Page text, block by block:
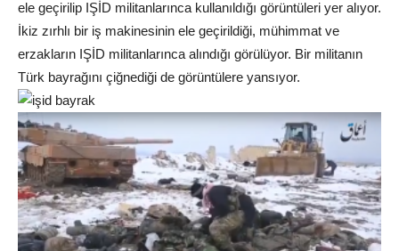
ele geçirilip IŞİD militanlarınca kullanıldığı görüntüleri yer alıyor.
İkiz zırhlı bir iş makinesinin ele geçirildiği, mühimmat ve
erzakların IŞİD militanlarınca alındığı görülüyor. Bir militanın
Türk bayrağını çiğnediği de görüntülere yansıyor.